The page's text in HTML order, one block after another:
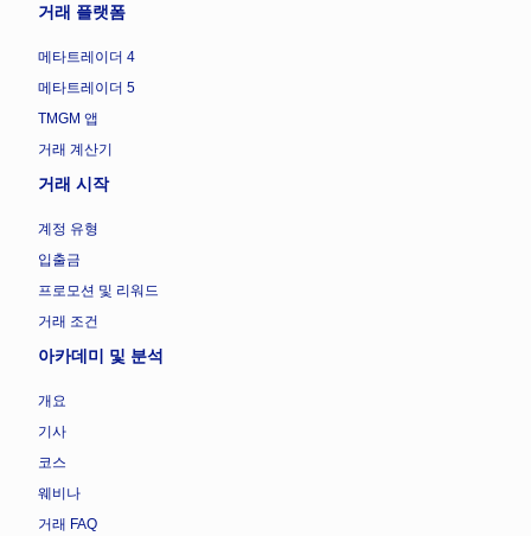
거래 플랫폼
메타트레이더 4
메타트레이더 5
TMGM 앱
거래 계산기
거래 시작
계정 유형
입출금
프로모션 및 리워드
거래 조건
아카데미 및 분석
개요
기사
코스
웨비나
거래 FAQ